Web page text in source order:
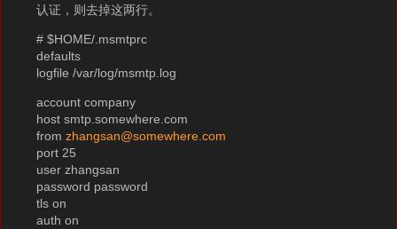
认证，则去掉这两行。
# $HOME/.msmtprc
defaults
logfile /var/log/msmtp.log
account company
host smtp.somewhere.com
fromzhangsan@somewhere.com
port 25
user zhangsan
password password
tls on
auth on